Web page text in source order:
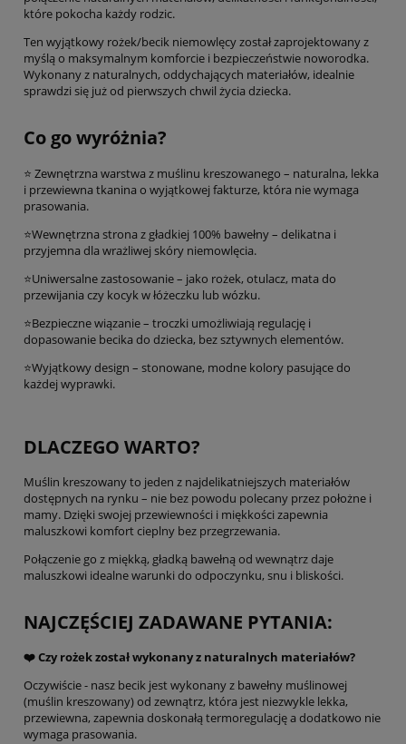
które pokocha każdy rodzic.
Ten wyjątkowy rożek/becik niemowlęcy został zaprojektowany z
myślą o maksymalnym komforcie i bezpieczeństwie noworodka.
Wykonany z naturalnych, oddychających materiałów, idealnie
sprawdzi się już od pierwszych chwil życia dziecka.
Co go wyróżnia?
⭐ Zewnętrzna warstwa z muślinu kreszowanego – naturalna, lekka
i przewiewna tkanina o wyjątkowej fakturze, która nie wymaga
prasowania.
⭐Wewnętrzna strona z gładkiej 100% bawełny – delikatna i
przyjemna dla wrażliwej skóry niemowlęcia.
⭐Uniwersalne zastosowanie – jako rożek, otulacz, mata do
przewijania czy kocyk w łóżeczku lub wózku.
⭐Bezpieczne wiązanie – troczki umożliwiają regulację i
dopasowanie becika do dziecka, bez sztywnych elementów.
⭐Wyjątkowy design – stonowane, modne kolory pasujące do
każdej wyprawki.
DLACZEGO WARTO?
Muślin kreszowany to jeden z najdelikatniejszych materiałów
dostępnych na rynku – nie bez powodu polecany przez położne i
mamy. Dzięki swojej przewiewności i miękkości zapewnia
maluszkowi komfort cieplny bez przegrzewania.
Połączenie go z miękką, gładką bawełną od wewnątrz daje
maluszkowi idealne warunki do odpoczynku, snu i bliskości.
NAJCZĘŚCIEJ ZADAWANE PYTANIA:
❤️ Czy rożek został wykonany z naturalnych materiałów?
Oczywiście - nasz becik jest wykonany z bawełny muślinowej
(muślin kreszowany) od zewnątrz, która jest niezwykle lekka,
przewiewna, zapewnia doskonałą termoregulację a dodatkowo nie
wymaga prasowania.